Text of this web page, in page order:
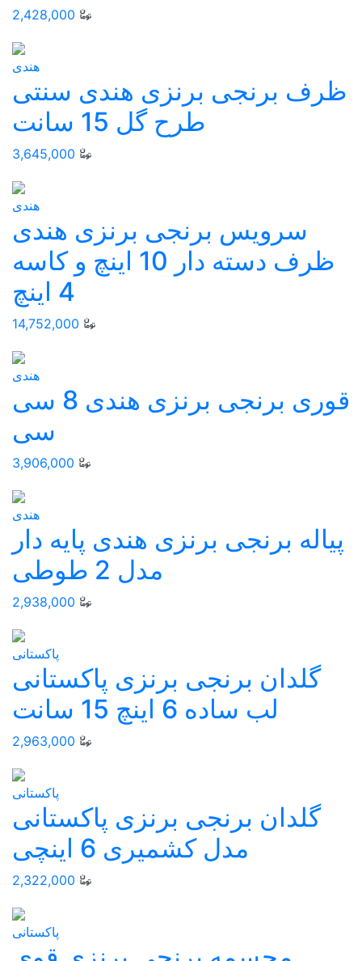
2,428,000
هندی
ظرف برنجی برنزی هندی سنتی
طرح گل 15 سانت
3,645,000
هندی
سرویس برنجی برنزی هندی
ظرف دسته دار 10 اینچ و کاسه
4 اینچ
14,752,000
هندی
قوری برنجی برنزی هندی 8 سی
سی
3,906,000
هندی
پیاله برنجی برنزی هندی پایه دار
مدل 2 طوطی
2,938,000
پاکستانی
گلدان برنجی برنزی پاکستانی
لب ساده 6 اینچ 15 سانت
2,963,000
پاکستانی
گلدان برنجی برنزی پاکستانی
مدل کشمیری 6 اینچی
2,322,000
پاکستانی